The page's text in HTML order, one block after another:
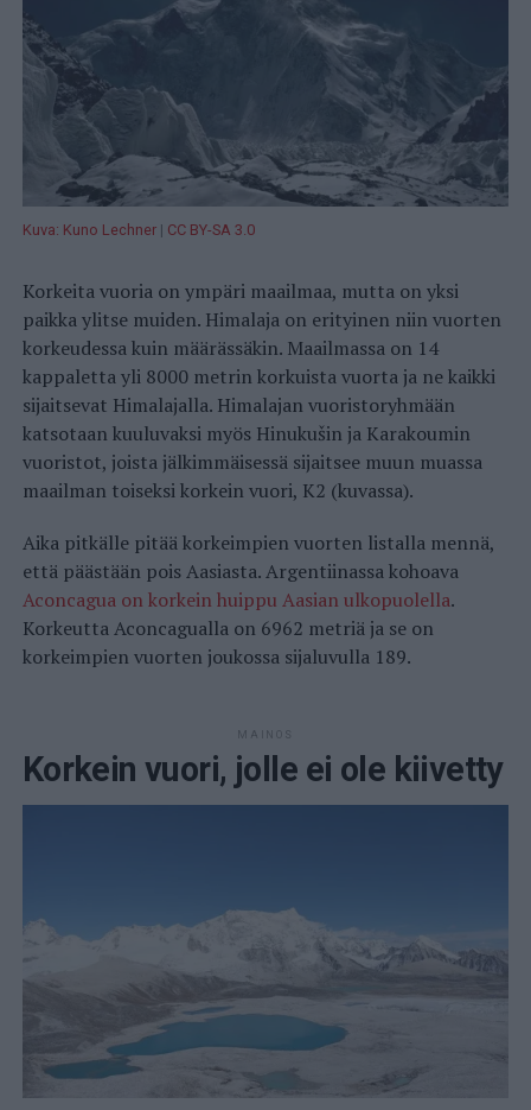
Kuva: Kuno Lechner| CC BY-SA 3.0
Korkeita vuoria on ympäri maailmaa, mutta on yksi
paikka ylitse muiden. Himalaja on erityinen niin vuorten
korkeudessa kuin määrässäkin. Maailmassa on 14
kappaletta yli 8000 metrin korkuista vuorta ja ne kaikki
sijaitsevat Himalajalla. Himalajan vuoristoryhmään
katsotaan kuuluvaksi myös Hinukušin ja Karakoumin
vuoristot, joista jälkimmäisessä sijaitsee muun muassa
maailman toiseksi korkein vuori, K2 (kuvassa).
Aika pitkälle pitää korkeimpien vuorten listalla mennä,
että päästään pois Aasiasta. Argentiinassa kohoava
Aconcagua on korkein huippu Aasian ulkopuolella.
Korkeutta Aconcagualla on 6962 metriä ja se on
korkeimpien vuorten joukossa sijaluvulla 189.
MAINOS
Korkein vuori, jolle ei ole kiivetty